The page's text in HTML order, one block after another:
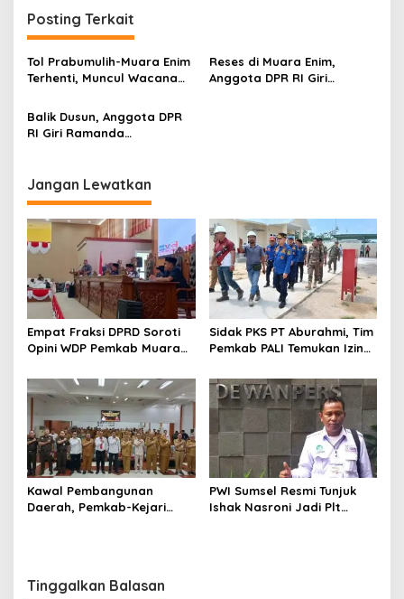
g
a
s
i
p
o
Posting Terkait
Tol Prabumulih-Muara Enim
Terhenti, Muncul Wacana
Reses di Muara Enim,
Anggota DPR RI Giri
Balik Dusun, Anggota DPR
RI Giri Ramanda
Jangan Lewatkan
Empat Fraksi DPRD Soroti
Opini WDP Pemkab Muara
Kelola Keuangan
Sidak PKS PT Aburahmi, Tim
Pemkab PALI Temukan Izin
Kawal Pembangunan
Daerah, Pemkab-Kejari
PWI Sumsel Resmi Tunjuk
Ishak Nasroni Jadi Plt
Tinggalkan Balasan